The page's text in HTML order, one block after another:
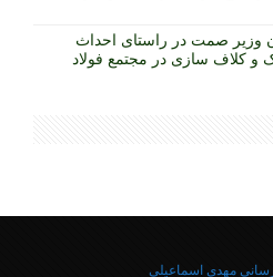
وزیر صمت در راستای احداث
و کلاف سازی در مجتمع فولاد